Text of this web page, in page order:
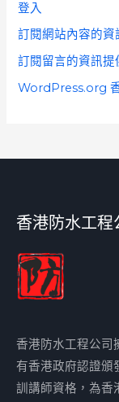
登入
訂閱網站內容的資
訂閱留言的資訊提
WordPress.org
香港防水工程
香港防水工程公司
有香港政府認證頒
訓講師資格，為香